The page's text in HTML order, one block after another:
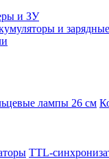
и ЗУ
и
лампы 26 см
TTL-